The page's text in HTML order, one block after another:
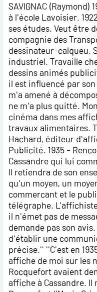
SAVIGNAC (Raymond)
à l'école Lavoisier.
ses études. Veut être
compagnie des
dessinateur-calqueu.
industriel. Travaille
dessins animés
il est influencé par
m'a amené à
ne m'a plus quitté.
cinéma dans mes
travaux alimentaires.
Hachard, éditeur
Publicité. 1935 -
Cassandre qui lui
Il retiendra de son
qu'un moyen, un
commercant et le
télégraphe.
il n'émet pas de
demande pas son
d'établir une
précise.'' ''C'est en
affiche de moi sur les
Rocquefort avaient
affiche à Cassandre. Il